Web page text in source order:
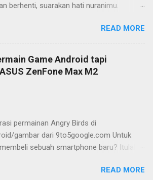
berhenti, suarakan hati nuranimu.
dirinya sendiri, biarlah tulisanmu itu
takdirnya.” (Buya Hamka) Saya baru
petikan masyur di atas belakangan,
bertahun-tahun setelah saya bergumul
ada hanya satu: menulis dan terus
Bisa jadi perkenalan saya dengan dunia
berjalan beriringan dengan ketertarikan
dengan dunia menulis karena aktivitas
READ MORE
Game Android tapi
ZenFone Max M2
permainan Angry Birds di
gambar dari 9to5google.com Untuk
sebuah smartphone baru? Itulah
ketika berencana membeli sebuah telepon
READ MORE